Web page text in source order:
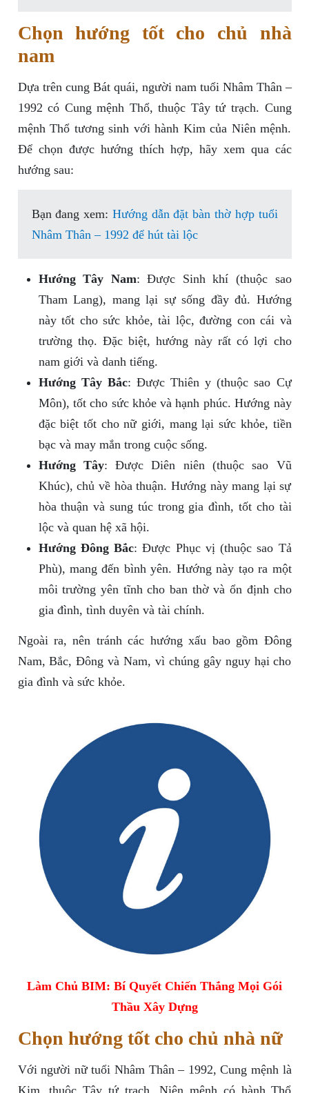
Chọn hướng tốt cho chủ nhà
nam
Dựa trên cung Bát quái, người nam tuổi Nhâm Thân –
1992 có Cung mệnh Thổ, thuộc Tây tứ trạch. Cung
mệnh Thổ tương sinh với hành Kim của Niên mệnh.
Để chọn được hướng thích hợp, hãy xem qua các
hướng sau:
Bạn đang xem: Hướng dẫn đặt bàn thờ hợp tuổi
Nhâm Thân – 1992 để hút tài lộc
Hướng Tây Nam: Được Sinh khí (thuộc sao
Tham Lang), mang lại sự sống đầy đủ. Hướng
này tốt cho sức khỏe, tài lộc, đường con cái và
trường thọ. Đặc biệt, hướng này rất có lợi cho
nam giới và danh tiếng.
Hướng Tây Bắc: Được Thiên y (thuộc sao Cự
Môn), tốt cho sức khỏe và hạnh phúc. Hướng này
đặc biệt tốt cho nữ giới, mang lại sức khỏe, tiền
bạc và may mắn trong cuộc sống.
Hướng Tây: Được Diên niên (thuộc sao Vũ
Khúc), chủ về hòa thuận. Hướng này mang lại sự
hòa thuận và sung túc trong gia đình, tốt cho tài
lộc và quan hệ xã hội.
Hướng Đông Bắc: Được Phục vị (thuộc sao Tả
Phù), mang đến bình yên. Hướng này tạo ra một
môi trường yên tĩnh cho ban thờ và ổn định cho
gia đình, tình duyên và tài chính.
Ngoài ra, nên tránh các hướng xấu bao gồm Đông
Nam, Bắc, Đông và Nam, vì chúng gây nguy hại cho
gia đình và sức khỏe.
Làm Chủ BIM: Bí Quyết Chiến Thắng Mọi Gói
Thầu Xây Dựng
Chọn hướng tốt cho chủ nhà nữ
Với người nữ tuổi Nhâm Thân – 1992, Cung mệnh là